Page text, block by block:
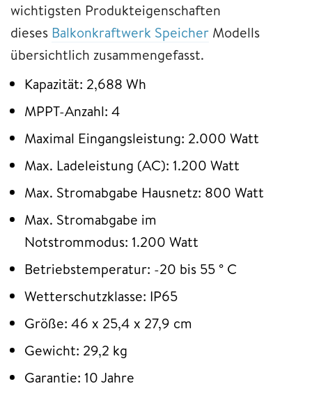
wichtigsten Produkteigenschaften
dieses Balkonkraftwerk Speicher Modells
übersichtlich zusammengefasst.
Kapazität: 2,688 Wh
MPPT-Anzahl: 4
Maximal Eingangsleistung: 2.000 Watt
Max. Ladeleistung (AC): 1.200 Watt
Max. Stromabgabe Hausnetz: 800 Watt
Max. Stromabgabe im
Notstrommodus: 1.200 Watt
Betriebstemperatur: -20 bis 55 ° C
Wetterschutzklasse: IP65
Größe: 46 x 25,4 x 27,9 cm
Gewicht: 29,2 kg
Garantie: 10 Jahre